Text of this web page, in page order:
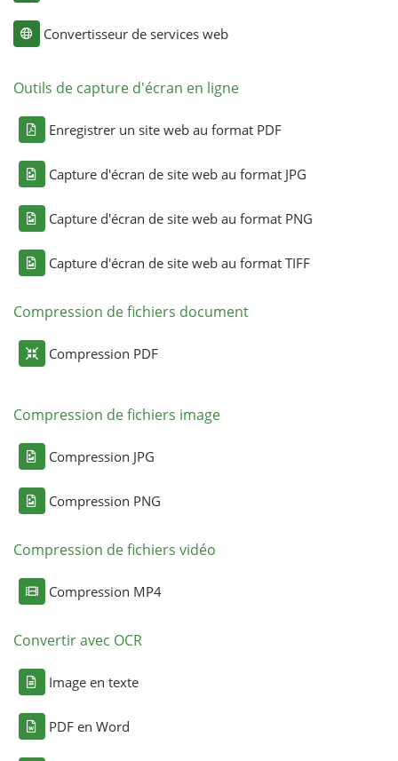
Convertisseur de services web
Outils de capture d'écran en ligne
Enregistrer un site web au format PDF
Capture d'écran de site web au format JPG
Capture d'écran de site web au format PNG
Capture d'écran de site web au format TIFF
Compression de fichiers document
Compression PDF
Compression de fichiers image
Compression JPG
Compression PNG
Compression de fichiers vidéo
Compression MP4
Convertir avec OCR
Image en texte
PDF en Word